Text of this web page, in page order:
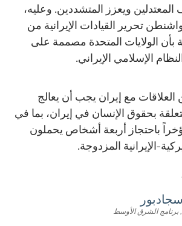
ويعزز المتشددين. وعليه،
تحرير القيادات الإيرانية من
بأن الولايات المتحدة مصممة على
الإسلامي الإيراني.
مع إيران يجب أن يعالج
بحقوق الإنسان في إيران، بما في
باحتجاز أربعة أشخاص يحملون
الإيرانية المزدوجة.
برنامج الشرق الأوسط